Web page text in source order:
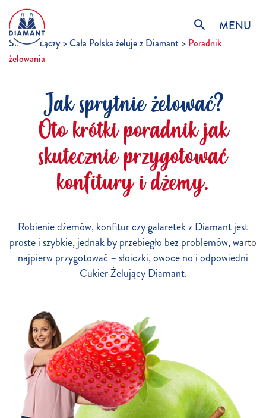
MENU
Słodkie Łączy Cała Polska żeluje z Diamant
Poradnik
żelowania
Jak sprytnie żelować?
Oto krótki poradnik jak
skutecznie przygotować
konfitury i dżemy.
Robienie dżemów, konfitur czy galaretek z Diamant jest
proste i szybkie, jednak by przebiegło bez problemów, warto
najpierw przygotować – słoiczki, owoce no i odpowiedni
Cukier Żelujący Diamant.